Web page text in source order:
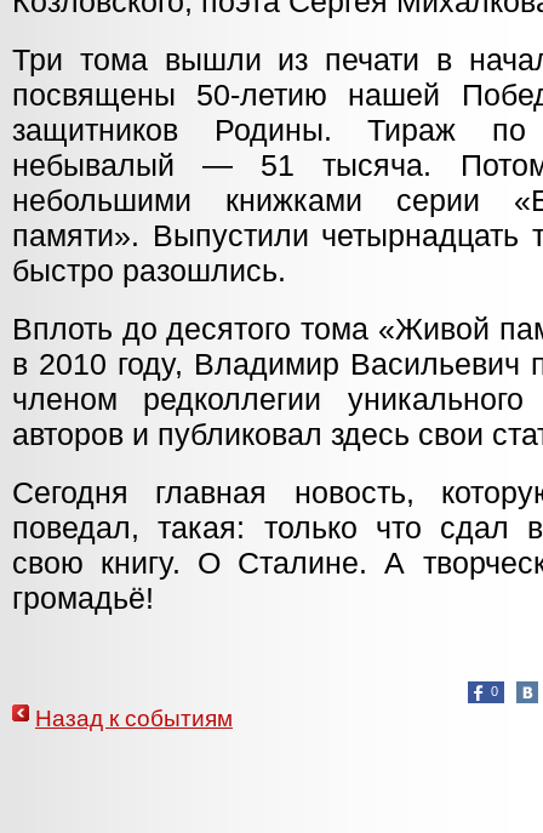
Три тома вышли из печати в
посвящены 50-летию нашей
защитников Родины. Тираж
небывалый — 51 тысяча.
небольшими книжками серии
памяти». Выпустили четырнадцать
быстро разошлись.
Вплоть до десятого тома «Живой
в 2010 году, Владимир Васильевич
членом редколлегии
авторов и публиковал здесь свои
Сегодня главная новость,
поведал, такая: только что сдал
свою книгу. О Сталине. А
громадьё!
0
Назад к событиям